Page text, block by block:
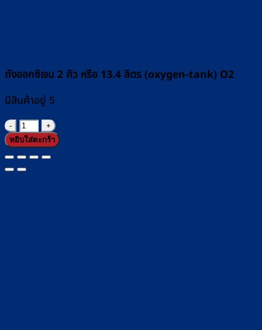
ถังออกซิเจน 2 คิว หรือ 13.4 ลิตร (oxygen-tank) O2
มีสินค้าอยู่ 5
จำนวน
ถัง
ออกซิเจน
2
หยิบใส่ตะกร้า